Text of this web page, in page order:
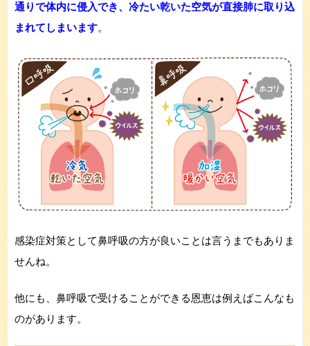
通りで体内に侵入でき、冷たい乾いた空気が直接肺に取り込
まれてしまいます。
感染症対策として鼻呼吸の方が良いことは言うまでもありま
せんね。
他にも、鼻呼吸で受けることができる恩恵は例えばこんなも
のがあります。